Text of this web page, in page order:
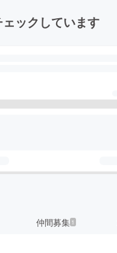
ックしています
仲間募集 1